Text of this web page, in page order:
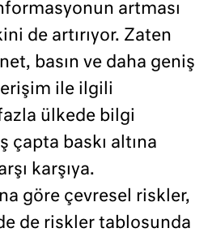
artması
de artırıyor. Zaten
basın ve daha geniş
ile ilgili
ülkede bilgi
çapta baskı altına
karşıya.
göre çevresel riskler,
de riskler tablosunda